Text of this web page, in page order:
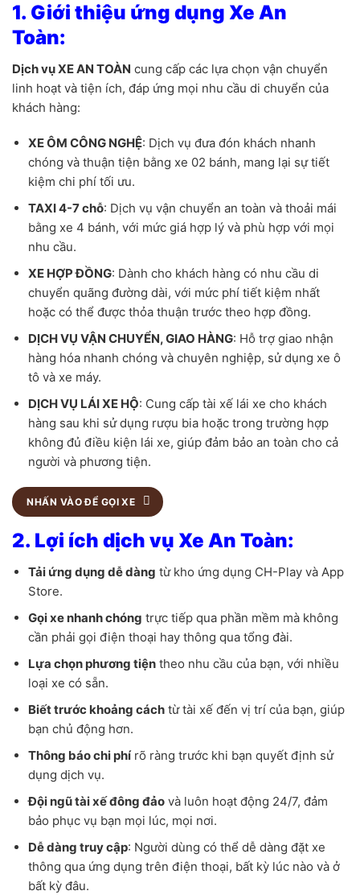
1. Giới thiệu ứng dụng Xe An
Toàn:
Dịch vụ XE AN TOÀN cung cấp các lựa chọn vận chuyển
linh hoạt và tiện ích, đáp ứng mọi nhu cầu di chuyển của
khách hàng:
XE ÔM CÔNG NGHỆ: Dịch vụ đưa đón khách nhanh
chóng và thuận tiện bằng xe 02 bánh, mang lại sự tiết
kiệm chi phí tối ưu.
TAXI 4-7 chỗ: Dịch vụ vận chuyển an toàn và thoải mái
bằng xe 4 bánh, với mức giá hợp lý và phù hợp với mọi
nhu cầu.
XE HỢP ĐỒNG: Dành cho khách hàng có nhu cầu di
chuyển quãng đường dài, với mức phí tiết kiệm nhất
hoặc có thể được thỏa thuận trước theo hợp đồng.
DỊCH VỤ VẬN CHUYỂN, GIAO HÀNG: Hỗ trợ giao nhận
hàng hóa nhanh chóng và chuyên nghiệp, sử dụng xe ô
tô và xe máy.
DỊCH VỤ LÁI XE HỘ: Cung cấp tài xế lái xe cho khách
hàng sau khi sử dụng rượu bia hoặc trong trường hợp
không đủ điều kiện lái xe, giúp đảm bảo an toàn cho cả
người và phương tiện.
NHẤN VÀO ĐỂ GỌI XE
2. Lợi ích dịch vụ Xe An Toàn:
Tải ứng dụng dễ dàng từ kho ứng dụng CH-Play và App
Store.
Gọi xe nhanh chóng trực tiếp qua phần mềm mà không
cần phải gọi điện thoại hay thông qua tổng đài.
Lựa chọn phương tiệntheo nhu cầu của bạn, với nhiều
loại xe có sẵn.
Biết trước khoảng cáchtừ tài xế đến vị trí của bạn, giúp
bạn chủ động hơn.
Thông báo chi phírõ ràng trước khi bạn quyết định sử
dụng dịch vụ.
Đội ngũ tài xế đông đảovà luôn hoạt động 24/7, đảm
bảo phục vụ bạn mọi lúc, mọi nơi.
Dễ dàng truy cập: Người dùng có thể dễ dàng đặt xe
thông qua ứng dụng trên điện thoại, bất kỳ lúc nào và ở
bất kỳ đâu.